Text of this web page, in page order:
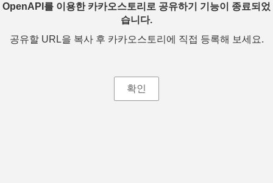
OpenAPI를 이용한 카카오스토리로 공유하기 기능이 종료되었
습니다.
공유할 URL을 복사 후 카카오스토리에 직접 등록해 보세요.
확인